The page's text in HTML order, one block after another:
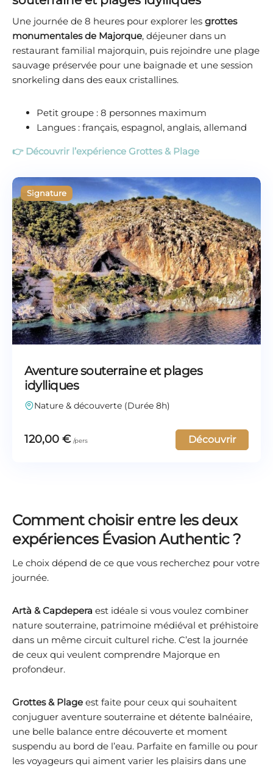
Une journée de 8 heures pour explorer les grottes
monumentales de Majorque, déjeuner dans un
restaurant familial majorquin, puis rejoindre une plage
sauvage préservée pour une baignade et une session
snorkeling dans des eaux cristallines.
Petit groupe : 8 personnes maximum
Langues : français, espagnol, anglais, allemand
👉 Découvrir l’expérience Grottes & Plage
Aventure souterraine et plages
idylliques
Nature & découverte (Durée 8h)
120,00 € Découvrir
Comment choisir entre les deux
expériences Évasion Authentic ?
Le choix dépend de ce que vous recherchez pour votre
journée.
Artà & Capdepera est idéale si vous voulez combiner
nature souterraine, patrimoine médiéval et préhistoire
dans un même circuit culturel riche. C’est la journée
de ceux qui veulent comprendre Majorque en
profondeur.
Grottes & Plage est faite pour ceux qui souhaitent
conjuguer aventure souterraine et détente balnéaire,
une belle balance entre découverte et moment
suspendu au bord de l’eau. Parfaite en famille ou pour
les voyageurs qui aiment varier les plaisirs dans une